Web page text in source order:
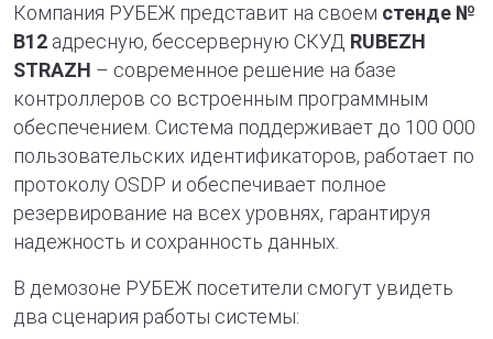
Компания РУБЕЖ представит на своем стенде №
B12 адресную, бессерверную СКУД RUBEZH
STRAZH – современное решение на базе
контроллеров со встроенным программным
обеспечением. Система поддерживает до 100 000
пользовательских идентификаторов, работает по
протоколу OSDP и обеспечивает полное
резервирование на всех уровнях, гарантируя
надежность и сохранность данных.
В демозоне РУБЕЖ посетители смогут увидеть
два сценария работы системы: